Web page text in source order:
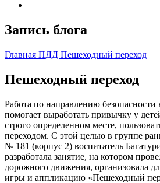
Запись блога
Главная ПДД Пешеходный переход
Пешеходный переход
Работа по направлению безопасности
помогает выработать привычку у
строго определенном месте,
переходом. С этой целью в группе
№ 181 (корпус 2) воспитатель
разработала занятие, на котором
дорожного движения, организовала
игры и аппликацию «Пешеходный